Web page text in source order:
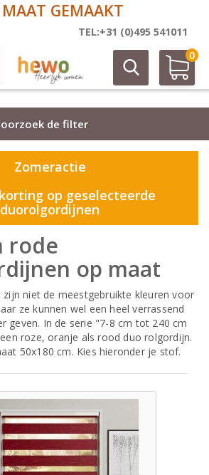
TEL:+31 (0)495 541011
0
op maat
de filter
Zomeractie
op geselecteerde
duorolgordijnen
rode
op maat
niet de meestgebruikte kleuren voor
ze kunnen wel een heel verrassend
geven. In de serie "7-8 cm tot 240 cm
roze, oranje als rood duo rolgordijn.
50x180 cm. Kies hieronder je stof.